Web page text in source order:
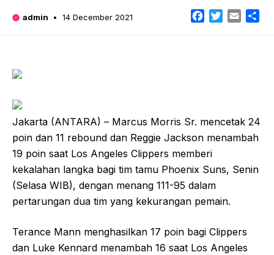
admin 14 December 2021 Facebook
TwitterEmail
Jakarta (ANTARA) – Marcus Morris Sr. mencetak 24
poin dan 11 rebound dan Reggie Jackson menambah
19 poin saat Los Angeles Clippers memberi
kekalahan langka bagi tim tamu Phoenix Suns, Senin
(Selasa WIB), dengan menang 111-95 dalam
pertarungan dua tim yang kekurangan pemain.
Terance Mann menghasilkan 17 poin bagi Clippers
dan Luke Kennard menambah 16 saat Los Angeles